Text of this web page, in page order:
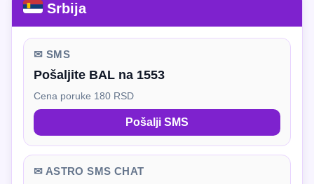
Srbija
✉ SMS
Pošaljite BAL na 1553
Cena poruke 180 RSD
Pošalji SMS
✉ ASTRO SMS CHAT